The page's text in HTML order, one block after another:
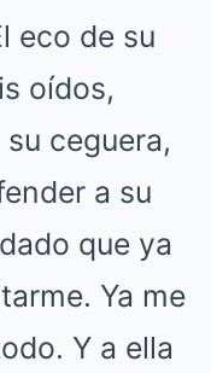
eco de su
oídos,
ceguera,
a su
que ya
Ya me
Y a ella